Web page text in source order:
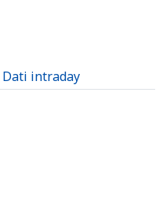
Dati intraday